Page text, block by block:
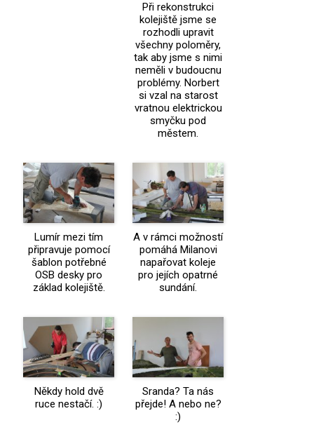
Při rekonstrukci
kolejiště jsme se
rozhodli upravit
všechny poloměry,
tak aby jsme s nimi
neměli v budoucnu
problémy. Norbert
si vzal na starost
vratnou elektrickou
smyčku pod
městem.
Lumír mezi tím
připravuje pomocí
šablon potřebné
OSB desky pro
základ kolejiště.
A v rámci možností
pomáhá Milanovi
napařovat koleje
pro jejích opatrné
sundání.
Někdy hold dvě
ruce nestačí. :)
Sranda? Ta nás
přejde! A nebo ne?
:)